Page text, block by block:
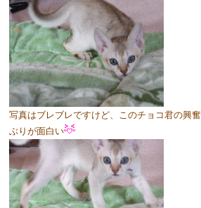
写真はブレブレですけど、このチョコ君の興奮
ぶりが面白い